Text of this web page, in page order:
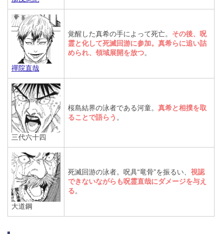
禪院直哉
覚醒した真希の手によって死亡。 その後、呪
霊と化して死滅回游に参加。真希らに追い詰
められ、領域展開を放つ。
三代六十四
桜島結界の泳者である河童。 真希と相撲を取
ることで語らう 。
大道鋼
死滅回游の泳者。呪具“竜骨”を振るい、 視認
できないながらも呪霊直哉にダメージを与え
る。